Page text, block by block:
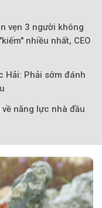
vẹn 3 người không
nhiều nhất, CEO
Hải: Phải sớm đánh
năng lực nhà đầu